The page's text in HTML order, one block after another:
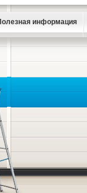
информация